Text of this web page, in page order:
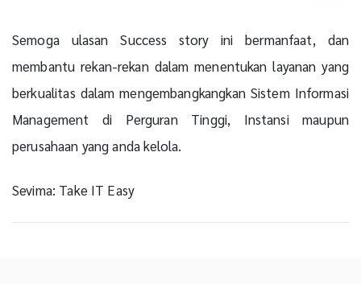
Semoga ulasan Success story ini bermanfaat, dan
membantu rekan-rekan dalam menentukan layanan yang
berkualitas dalam mengembangkangkan Sistem Informasi
Management di Perguran Tinggi, Instansi maupun
perusahaan yang anda kelola.
Sevima: Take IT Easy